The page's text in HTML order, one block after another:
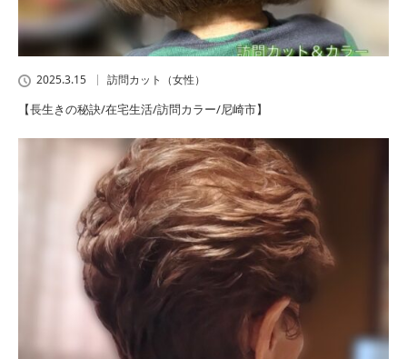
2025.3.15 訪問カット（女性）
【長生きの秘訣/在宅生活/訪問カラー/尼崎市】